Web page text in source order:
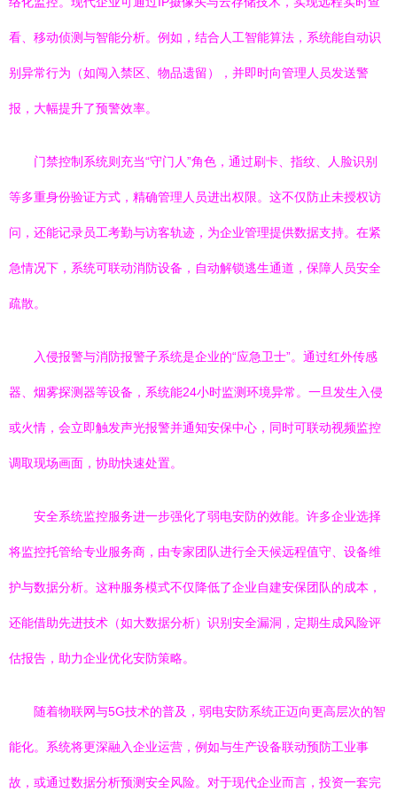
看、移动侦测与智能分析。例如，结合人工智能算法，系统能自动识
别异常行为（如闯入禁区、物品遗留），并即时向管理人员发送警
报，大幅提升了预警效率。
门禁控制系统则充当“守门人”角色，通过刷卡、指纹、人脸识别
等多重身份验证方式，精确管理人员进出权限。这不仅防止未授权访
问，还能记录员工考勤与访客轨迹，为企业管理提供数据支持。在紧
急情况下，系统可联动消防设备，自动解锁逃生通道，保障人员安全
疏散。
入侵报警与消防报警子系统是企业的“应急卫士”。通过红外传感
器、烟雾探测器等设备，系统能24小时监测环境异常。一旦发生入侵
或火情，会立即触发声光报警并通知安保中心，同时可联动视频监控
调取现场画面，协助快速处置。
安全系统监控服务进一步强化了弱电安防的效能。许多企业选择
将监控托管给专业服务商，由专家团队进行全天候远程值守、设备维
护与数据分析。这种服务模式不仅降低了企业自建安保团队的成本，
还能借助先进技术（如大数据分析）识别安全漏洞，定期生成风险评
估报告，助力企业优化安防策略。
随着物联网与5G技术的普及，弱电安防系统正迈向更高层次的智
能化。系统将更深融入企业运营，例如与生产设备联动预防工业事
故，或通过数据分析预测安全风险。对于现代企业而言，投资一套完